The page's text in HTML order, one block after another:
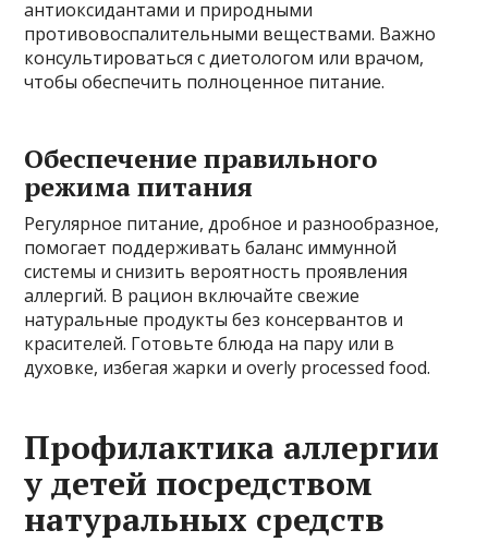
антиоксидантами и природными
противовоспалительными веществами. Важно
консультироваться с диетологом или врачом,
чтобы обеспечить полноценное питание.
Обеспечение правильного
режима питания
Регулярное питание, дробное и разнообразное,
помогает поддерживать баланс иммунной
системы и снизить вероятность проявления
аллергий. В рацион включайте свежие
натуральные продукты без консервантов и
красителей. Готовьте блюда на пару или в
духовке, избегая жарки и overly processed food.
Профилактика аллергии
у детей посредством
натуральных средств